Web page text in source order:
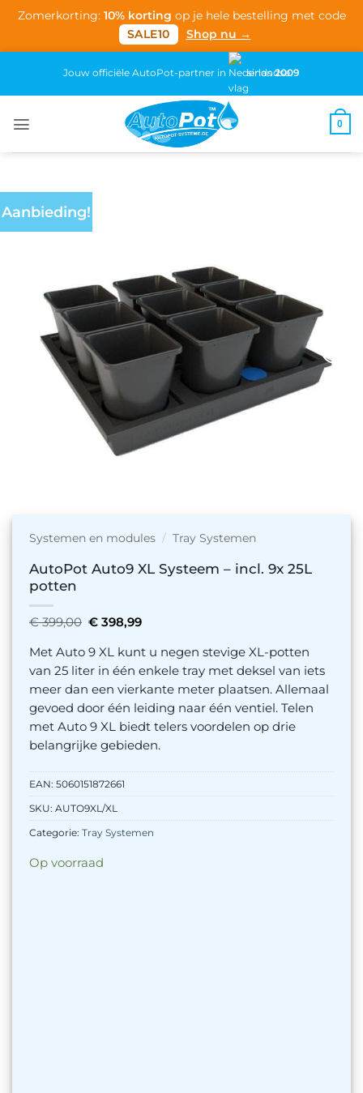
Zomerkorting: 10% korting op je hele bestelling met code
SALE10
Shop nu →
inhoud
Jouw officiële AutoPot-partner in sinds2009
0
Aanbieding!
Systemen en modules / Tray Systemen
AutoPot Auto9 XL Systeem – incl. 9x 25L
potten
€399,00 Oorspronkelijke
was:
€ 399,00.
€ 398,99Huidige
€ 398,99.
Met Auto 9 XL kunt u negen stevige XL-potten
van 25 liter in één enkele tray met deksel van iets
meer dan een vierkante meter plaatsen. Allemaal
gevoed door één leiding naar één ventiel. Telen
met Auto 9 XL biedt telers voordelen op drie
belangrijke gebieden.
EAN: 5060151872661
SKU: AUTO9XL/XL
Categorie: Tray Systemen
Op voorraad